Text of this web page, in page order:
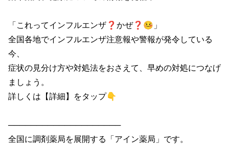
「これってインフルエンザ❓かぜ❓🤒」
全国各地でインフルエンザ注意報や警報が発令している
今、
症状の見分け方や対処法をおさえて、早めの対処につなげ
ましょう。
詳しくは【詳細】をタップ👇
────────────────────
全国に調剤薬局を展開する「アイン薬局」です。